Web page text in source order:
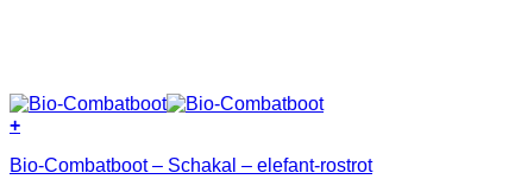
+
Produkt
Bio-Combatboot – Schakal – elefant-rostrot